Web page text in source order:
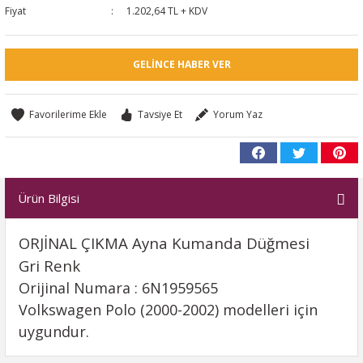
Fiyat
1.202,64 TL + KDV
GELINCE HABER VER
Tavsiye Et Yorum Yaz
Ürün Bilgisi
ORJİNAL ÇIKMA Ayna Kumanda Düğmesi
Gri Renk
Orijinal Numara : 6N1959565
Volkswagen Polo (2000-2002) modelleri için
uygundur.